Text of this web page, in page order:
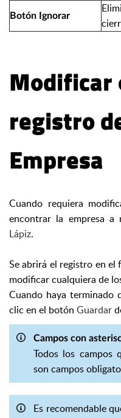
Botón Ignorar
Modificar
registro
Empresa
Cuando requiera
encontrar la empresa a
Lápiz.
Se abrirá el registro en
modificar cualquiera de
Cuando haya terminado
clic en el botón Guardar
Campos con
Todos los campos
son campos
Es recomendable